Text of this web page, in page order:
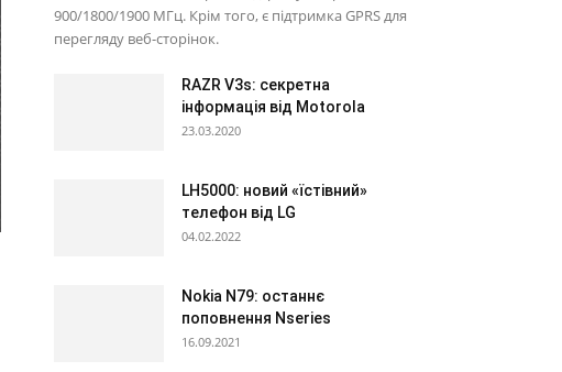
900/1800/1900 МГц. Крім того, є підтримка GPRS для
перегляду веб-сторінок.
RAZR V3s: секретна
інформація від Motorola
23.03.2020
LH5000: новий «їстівний»
телефон від LG
04.02.2022
Nokia N79: останнє
поповнення Nseries
16.09.2021